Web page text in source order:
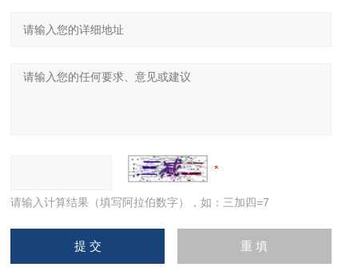
请输入计算结果（填写阿拉伯数字），如：三加四=7